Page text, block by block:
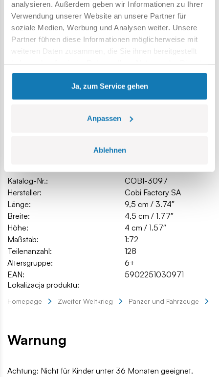
analysieren. Außerdem geben wir Informationen zu Ihrer
Verwendung unserer Website an unsere Partner für
soziale Medien, Werbung und Analysen weiter. Unsere
Partner führen diese Informationen möglicherweise mit
weiteren Daten zusammen, die Sie ihnen bereitgestellt
gesammelt haben.
Ja, zum Service gehen
Anpassen
Ablehnen
die Sicherheitsstandards für Kinderprodukte erfüllen,
voll kompatibel mit Klemm-Bausteinen anderer Marken,
Blöcke mit Aufdrucken verformen sich nicht und
verblassen nicht beim Spielen oder unter
klare und intuitive Anweisungen basierend auf
Zeichnungen und Symbolen,
Katalog-Nr.:
COBI-3097
Hersteller:
Cobi Factory SA
Länge:
9,5 cm / 3.74″
Breite:
4,5 cm / 1.77″
Höhe:
4 cm / 1.57″
Maßstab:
1:72
Teilenanzahl:
128
Altersgruppe:
6+
EAN:
5902251030971
Lokalizacja produktu:
Homepage Zweiter Weltkrieg Panzer und Fahrzeuge
Warnung
Achtung: Nicht für Kinder unter 36 Monaten geeignet.